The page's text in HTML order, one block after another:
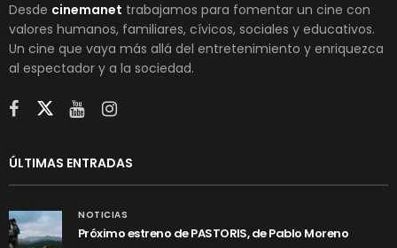
Desde cinemanet trabajamos para fomentar un cine con
valores humanos, familiares, cívicos, sociales y educativos.
Un cine que vaya más allá del entretenimiento y enriquezca
al espectador y a la sociedad.
ÚLTIMAS ENTRADAS
NOTICIAS
Próximo estreno de PASTORIS, de Pablo Moreno